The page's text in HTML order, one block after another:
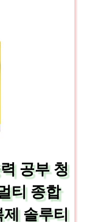
공부 청
티 종합
솔루티